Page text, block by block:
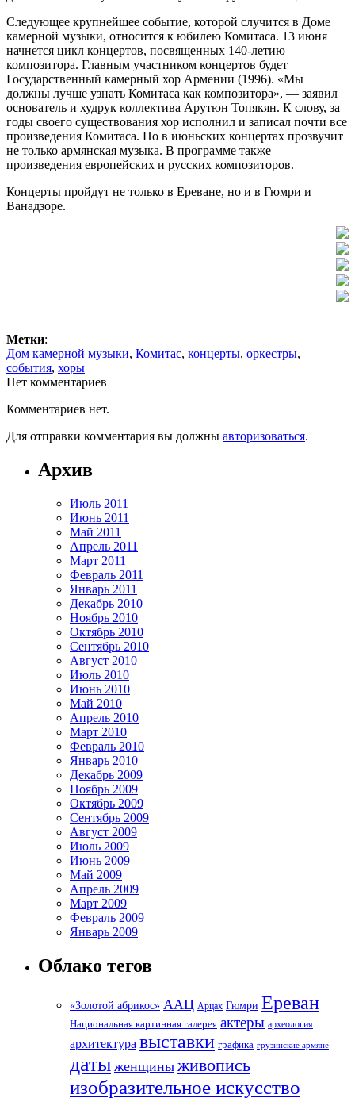
Следующее крупнейшее событие, которой случится в Доме
камерной музыки, относится к юбилею Комитаса. 13 июня
начнется цикл концертов, посвященных 140-летию
композитора. Главным участником концертов будет
Государственный камерный хор Армении (1996). «Мы
должны лучше узнать Комитаса как композитора», — заявил
основатель и худрук коллектива Арутюн Топякян. К слову, за
годы своего существования хор исполнил и записал почти все
произведения Комитаса. Но в июньских концертах прозвучит
не только армянская музыка. В программе также
произведения европейских и русских композиторов.
Концерты пройдут не только в Ереване, но и в Гюмри и
Ванадзоре.
Метки:
Дом камерной музыки, Комитас, концерты, оркестры,
события, хоры
Нет комментариев
Комментариев нет.
Для отправки комментария вы должны авторизоваться.
Архив
Июль 2011
Июнь 2011
Май 2011
Апрель 2011
Март 2011
Февраль 2011
Январь 2011
Декабрь 2010
Ноябрь 2010
Октябрь 2010
Сентябрь 2010
Август 2010
Июль 2010
Июнь 2010
Май 2010
Апрель 2010
Март 2010
Февраль 2010
Январь 2010
Декабрь 2009
Ноябрь 2009
Октябрь 2009
Сентябрь 2009
Август 2009
Июль 2009
Июнь 2009
Май 2009
Апрель 2009
Март 2009
Февраль 2009
Январь 2009
Облако тегов
«Золотой абрикос» ААЦ Арцах Гюмри Ереван
Национальная картинная галерея актеры археология
архитектура выставки графика грузинские армяне
даты женщины живопись
изобразительное искусство